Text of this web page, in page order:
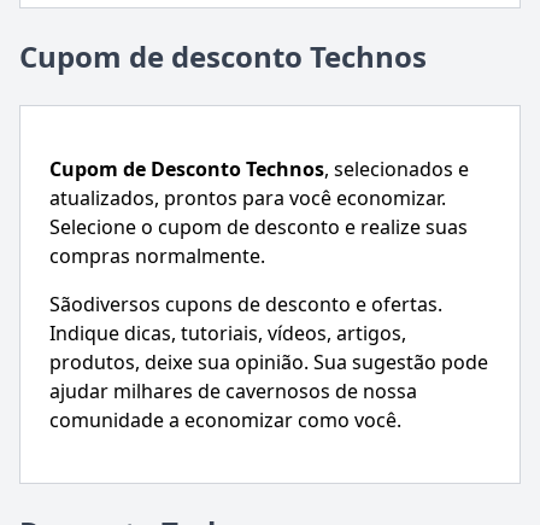
Cupom de desconto Technos
Cupom de DescontoTechnos, selecionados e
atualizados, prontos para você economizar.
Selecione o cupom de desconto e realize suas
compras normalmente.
Sãodiversos cupons de desconto e ofertas.
Indique dicas, tutoriais, vídeos, artigos,
produtos, deixe sua opinião. Sua sugestão pode
ajudar milhares de cavernosos de nossa
comunidade a economizar como você.